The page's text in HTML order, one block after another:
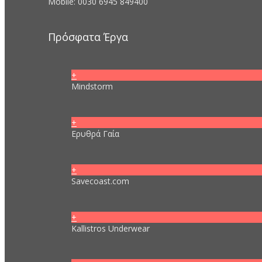
Πρόσφατα Έργα
+
Mindstorm
+
Ερυθρά Γαία
+
Savecoast.com
+
Kallistros Underwear